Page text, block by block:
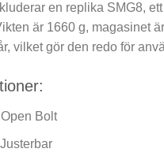
en replika SMG8,
är 1660 g, magasinet
vilket gör den redo för
Bolt